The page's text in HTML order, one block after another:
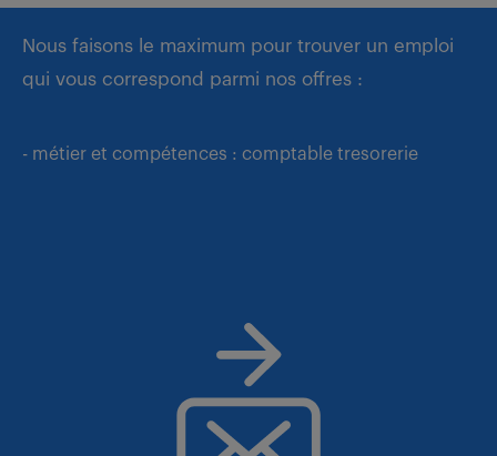
Nous faisons le maximum pour trouver un emploi
qui vous correspond parmi nos offres :
- métier et compétences : comptable tresorerie